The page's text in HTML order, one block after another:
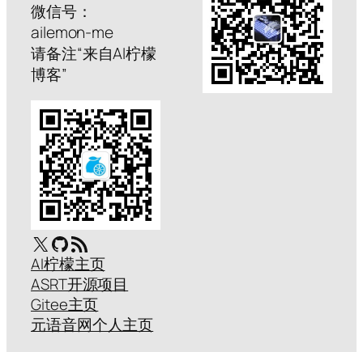
微信号：
ailemon-me
请备注“来自AI柠檬
博客”
X GitHub
RSS Feed
AI柠檬主页
ASRT开源项目
Gitee主页
元语音网个人主页